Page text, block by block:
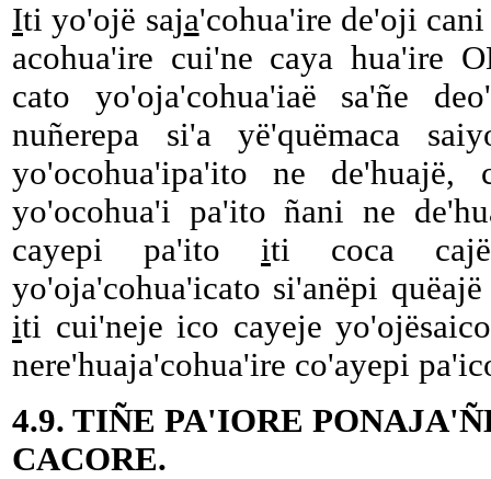
Iti yo'ojë saja'cohua'ire de'oji
acohua'ire cui'ne caya hua'ire
cato yo'oja'cohua'iaë sa'ñe
nuñerepa si'a yë'quëmaca
yo'ocohua'ipa'ito ne de'huajë,
yo'ocohua'i pa'ito ñani ne
cayepi pa'ito iti coca
yo'oja'cohua'icato si'anëpi
iti cui'neje ico cayeje
nere'huaja'cohua'ire co'ayepi
4.9. TIÑE PA'IORE
CACORE.